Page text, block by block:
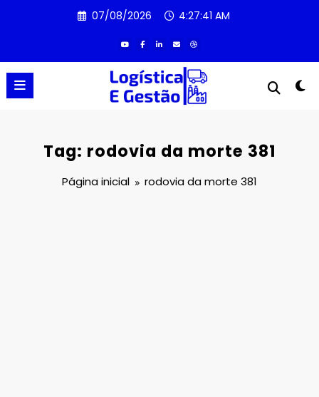
07/08/2026 4:27:41 AM
Tag: rodovia da morte 381
Página inicial rodovia da morte 381